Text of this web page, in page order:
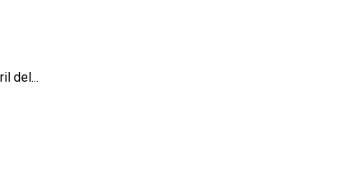
del...